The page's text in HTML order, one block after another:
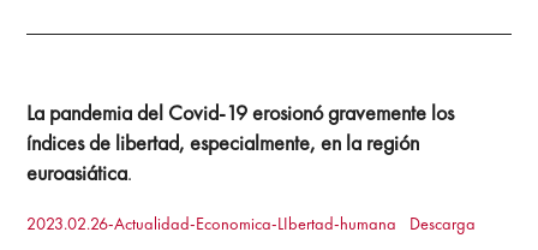
La pandemia del Covid-19 erosionó gravemente los
índices de libertad, especialmente, en la región
euroasiática.
2023.02.26-Actualidad-Economica-LIbertad-humana Descarga